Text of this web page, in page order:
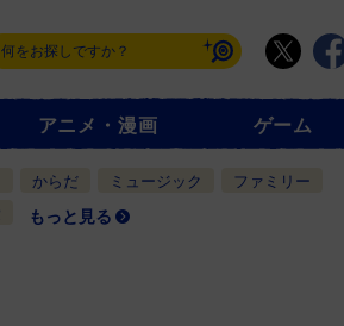
アニメ・漫画 ゲーム
からだ ミュージック
ファミリー
もっと見る